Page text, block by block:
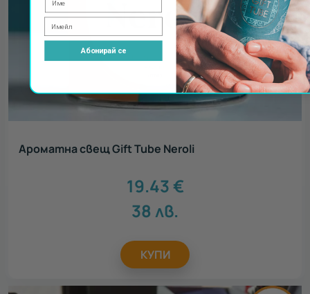
Аромaтна свещ Gift Tube Neroli
19.43€
38 лв.
КУПИ
Абонирай се